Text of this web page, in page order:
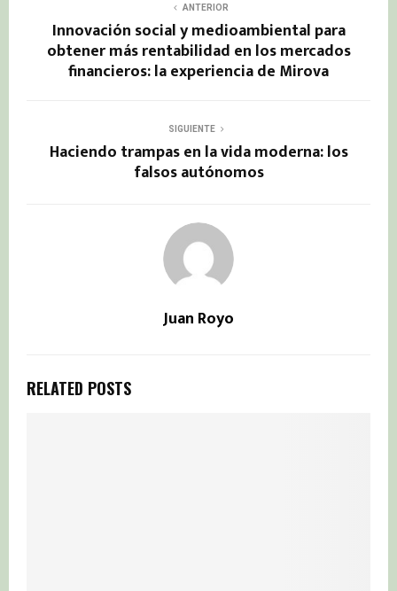
ANTERIOR
Innovación social y medioambiental para
obtener más rentabilidad en los mercados
financieros: la experiencia de Mirova
SIGUIENTE
Haciendo trampas en la vida moderna: los
falsos autónomos
Juan Royo
RELATED POSTS